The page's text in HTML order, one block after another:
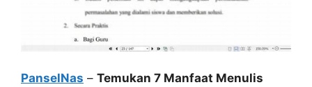
PanselNas – Temukan 7 Manfaat Menulis